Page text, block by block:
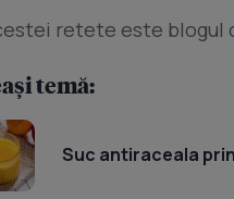
retete este blogul
temă:
Suc antiraceala